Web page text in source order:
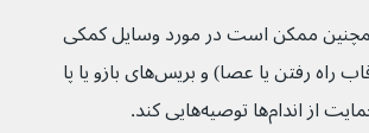
ممکن است در مورد وسایل کمکی
راه رفتن (مانند قاب راه رفتن یا عصا) و بریس‌های بازو یا پا
توصیه‌هایی کند.